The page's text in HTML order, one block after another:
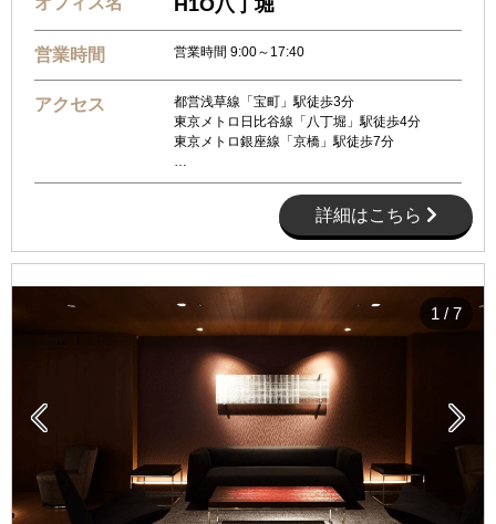
営業時間 営業時間 9:00～17:40
アクセス
都営浅草線「宝町」駅徒歩3分
東京メトロ日比谷線「八丁堀」駅徒歩4分
東京メトロ銀座線「京橋」駅徒歩7分
…
詳細はこちら
 
1 / 7